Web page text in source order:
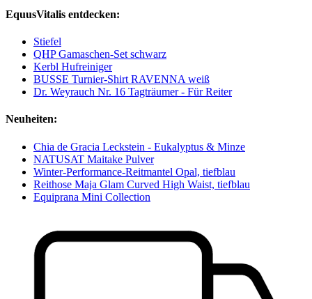
EquusVitalis entdecken:
Stiefel
QHP Gamaschen-Set schwarz
Kerbl Hufreiniger
BUSSE Turnier-Shirt RAVENNA weiß
Dr. Weyrauch Nr. 16 Tagträumer - Für Reiter
Neuheiten:
Chia de Gracia Leckstein - Eukalyptus & Minze
NATUSAT Maitake Pulver
Winter-Performance-Reitmantel Opal, tiefblau
Reithose Maja Glam Curved High Waist, tiefblau
Equiprana Mini Collection